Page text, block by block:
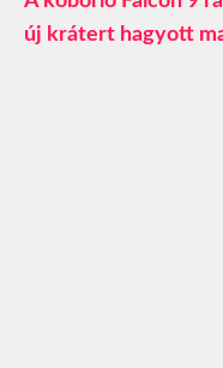
új krátert hagyott